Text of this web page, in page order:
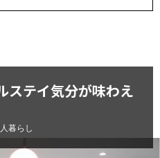
ステイ気分が味わえ
暮らし